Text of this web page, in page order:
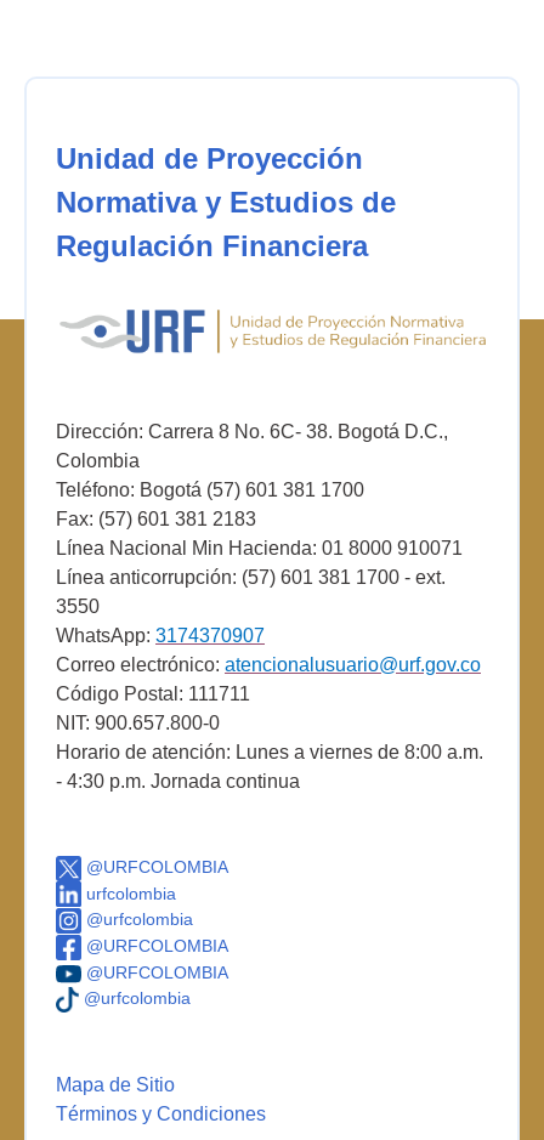
Unidad de Proyección
Normativa y Estudios de
Regulación Financiera
Dirección: Carrera 8 No. 6C- 38. Bogotá D.C.,
Colombia
Teléfono: Bogotá (57) 601 381 1700
Fax: (57) 601 381 2183
Línea Nacional Min Hacienda: 01 8000 910071
Línea anticorrupción: (57) 601 381 1700 - ext.
3550
WhatsApp: 3174370907
Correo electrónico: atencionalusuario@urf.gov.co
Código Postal: 111711
NIT: 900.657.800-0
Horario de atención: Lunes a viernes de 8:00 a.m.
- 4:30 p.m. Jornada continua
@URFCOLOMBIA
urfcolombia
@urfcolombia
@URFCOLOMBIA
@URFCOLOMBIA
@urfcolombia
Mapa de Sitio
Términos y Condiciones